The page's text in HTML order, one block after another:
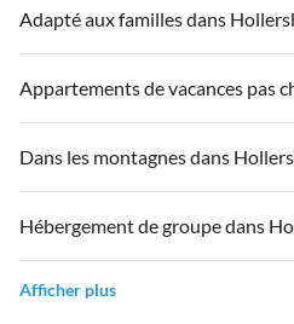
Adapté aux familles dans
Dans les montagnes dans
Hébergement de groupe dans
Afficher plus